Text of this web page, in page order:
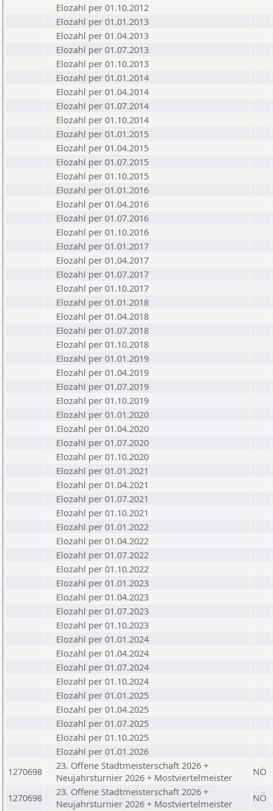
Elozahl per 01.10.2012
Elozahl per 01.01.2013
Elozahl per 01.04.2013
Elozahl per 01.07.2013
Elozahl per 01.10.2013
Elozahl per 01.01.2014
Elozahl per 01.04.2014
Elozahl per 01.07.2014
Elozahl per 01.10.2014
Elozahl per 01.01.2015
Elozahl per 01.04.2015
Elozahl per 01.07.2015
Elozahl per 01.10.2015
Elozahl per 01.01.2016
Elozahl per 01.04.2016
Elozahl per 01.07.2016
Elozahl per 01.10.2016
Elozahl per 01.01.2017
Elozahl per 01.04.2017
Elozahl per 01.07.2017
Elozahl per 01.10.2017
Elozahl per 01.01.2018
Elozahl per 01.04.2018
Elozahl per 01.07.2018
Elozahl per 01.10.2018
Elozahl per 01.01.2019
Elozahl per 01.04.2019
Elozahl per 01.07.2019
Elozahl per 01.10.2019
Elozahl per 01.01.2020
Elozahl per 01.04.2020
Elozahl per 01.07.2020
Elozahl per 01.10.2020
Elozahl per 01.01.2021
Elozahl per 01.04.2021
Elozahl per 01.07.2021
Elozahl per 01.10.2021
Elozahl per 01.01.2022
Elozahl per 01.04.2022
Elozahl per 01.07.2022
Elozahl per 01.10.2022
Elozahl per 01.01.2023
Elozahl per 01.04.2023
Elozahl per 01.07.2023
Elozahl per 01.10.2023
Elozahl per 01.01.2024
Elozahl per 01.04.2024
Elozahl per 01.07.2024
Elozahl per 01.10.2024
Elozahl per 01.01.2025
Elozahl per 01.04.2025
Elozahl per 01.07.2025
Elozahl per 01.10.2025
Elozahl per 01.01.2026
1270698
23. Offene Stadtmeisterschaft 2026 +
Neujahrsturnier 2026 + Mostviertelmeister
NÖ
1270698
23. Offene Stadtmeisterschaft 2026 +
Neujahrsturnier 2026 + Mostviertelmeister
NÖ